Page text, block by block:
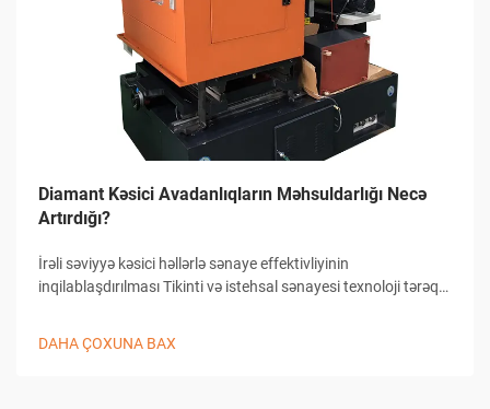
Diamant Kəsici Avadanlıqların Məhsuldarlığı Necə
Artırdığı?
İrəli səviyyə kəsici həllərlə sənaye effektivliyinin
inqilablaşdırılması Tikinti və istehsal sənayesi texnoloji tərəqqi
DAHA ÇOXUNA BAX